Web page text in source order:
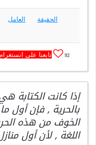
الحقيقة العامل
92 تابعنا على انستغرام
إذا كانت الكتابة
بالحرية , فإن أول
الخوف من هذه
اللغة , لأن أول